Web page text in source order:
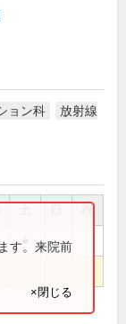
ョン科
放射線
祝
す。来院前
×閉じる